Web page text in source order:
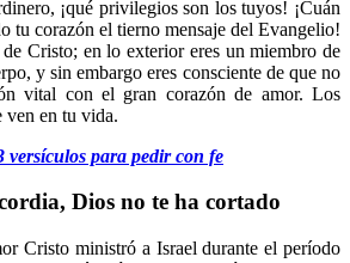
¡qué privilegios son los tuyos! ¡Cuán
tu corazón el tierno mensaje del Evangelio!
Cristo; en lo exterior eres un miembro de
y sin embargo eres consciente de que no
vital con el gran corazón de amor. Los
ven en tu vida.
versículos para pedir con fe
Dios no te ha cortado
Cristo ministró a Israel durante el período